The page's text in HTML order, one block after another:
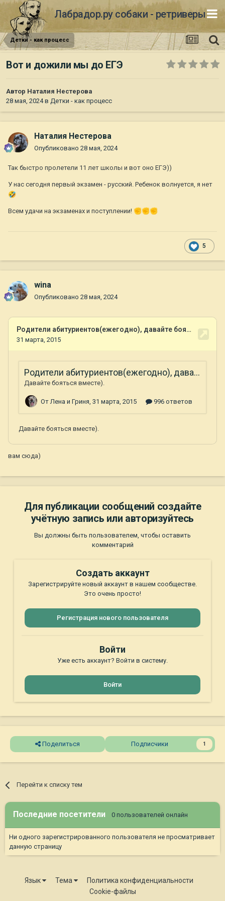
Лабрадор.ру собаки - ретриверы
Детки - как процесс
Вот и дожили мы до ЕГЭ
Автор Наталия Нестерова
28 мая, 2024в Детки - как процесс
Наталия Нестерова
Опубликовано 28 мая, 2024
Так быстро пролетели 11 лет школы и вот оно ЕГЭ))
У нас сегодня первый экзамен - русский. Ребенок волнуется, я нет
🤣
Всем удачи на экзаменах и поступлении! ✊✊✊
5
wina
Опубликовано 28 мая, 2024
вам сюда)
Для публикации сообщений создайте
учётную запись или авторизуйтесь
Вы должны быть пользователем, чтобы оставить
комментарий
Создать аккаунт
Зарегистрируйте новый аккаунт в нашем сообществе.
Это очень просто!
Регистрация нового пользователя
Войти
Уже есть аккаунт? Войти в систему.
Войти
Поделиться Подписчики 1
Перейти к списку тем
Последние посетители 0 пользователей онлайн
Ни одного зарегистрированного пользователя не просматривает
данную страницу
Язык Тема
Политика конфиденциальности
Cookie-файлы